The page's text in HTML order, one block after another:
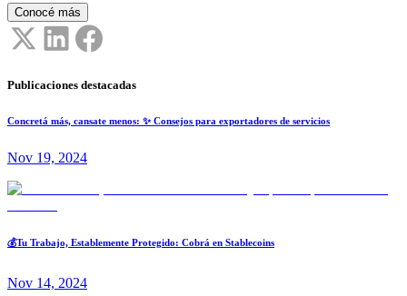
Conocé más
Publicaciones destacadas
Concretá más, cansate menos: ✨ Consejos para exportadores de servicios
Nov 19, 2024
💰Tu Trabajo, Establemente Protegido: Cobrá en Stablecoins
Nov 14, 2024